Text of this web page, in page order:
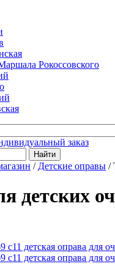
Рокоссовского
заказ
/ Детские оправы /
детских